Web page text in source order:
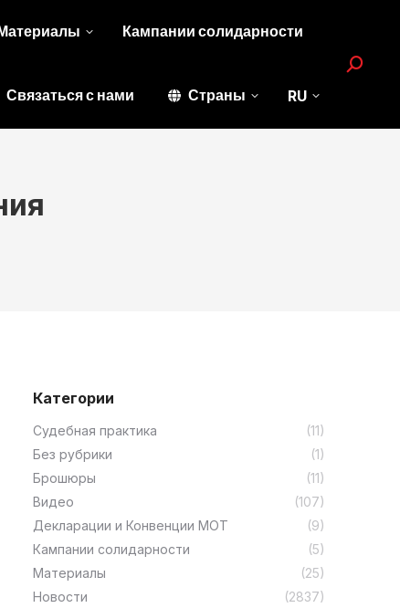
Кампании солидарности
Связаться с нами Страны RU
Search:
Категории
Cудебная практика
(11)
Без рубрики
(1)
Брошюры
(11)
Видео
(107)
Декларации и Конвенции МОТ
(9)
Кампании солидарности
(5)
Материалы
(25)
Новости
(2837)